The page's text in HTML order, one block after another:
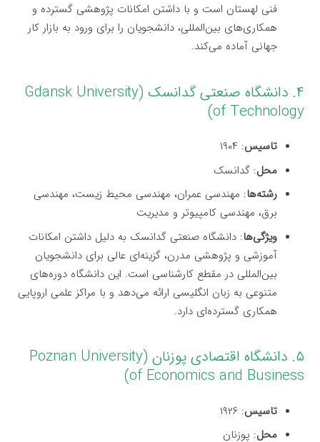
فنی لهستان است و با داشتن امکانات پژوهشی گسترده و
همکاری‌های بین‌المللی، دانشجویان را برای ورود به بازار کار
جهانی آماده می‌کند.
۴. دانشگاه صنعتی گدانسک (Gdansk University
of Technology)
تاسیس: ۱۹۰۴
محل: گدانسک
رشته‌ها: مهندسی عمران، مهندسی محیط زیست، مهندسی
برق، مهندسی کامپیوتر و مدیریت
ویژگی‌ها: دانشگاه صنعتی گدانسک به دلیل داشتن امکانات
آموزشی و پژوهشی مدرن، گزینه‌ای عالی برای دانشجویان
بین‌المللی در مقطع کارشناسی است. این دانشگاه دوره‌های
متنوعی به زبان انگلیسی ارائه می‌دهد و با مراکز علمی اروپایی
همکاری گسترده‌ای دارد.
۵. دانشگاه اقتصادی پوزنان (Poznan University
of Economics and Business)
تاسیس: ۱۹۲۶
محل: پوزنان